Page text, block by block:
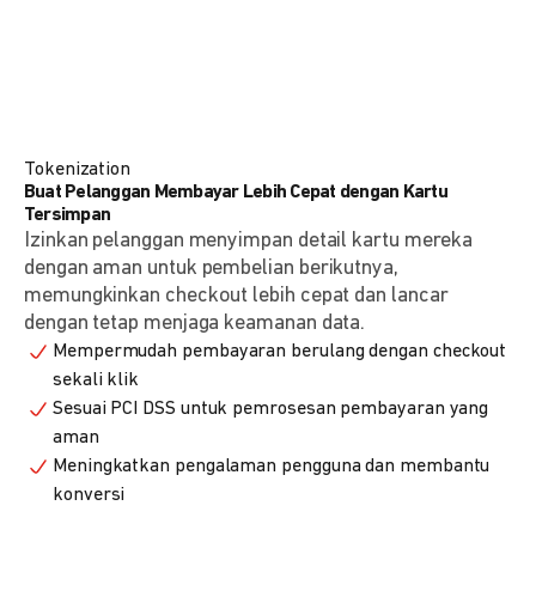
Tokenization
Buat Pelanggan Membayar Lebih Cepat dengan Kartu
Tersimpan
Izinkan pelanggan menyimpan detail kartu mereka
dengan aman untuk pembelian berikutnya,
memungkinkan checkout lebih cepat dan lancar
dengan tetap menjaga keamanan data.
Mempermudah pembayaran berulang dengan checkout
sekali klik
Sesuai PCI DSS untuk pemrosesan pembayaran yang
aman
Meningkatkan pengalaman pengguna dan membantu
konversi